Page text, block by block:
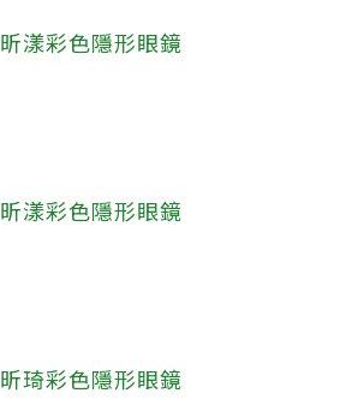
昕漾彩色隱形眼鏡
昕漾彩色隱形眼鏡
昕琦彩色隱形眼鏡